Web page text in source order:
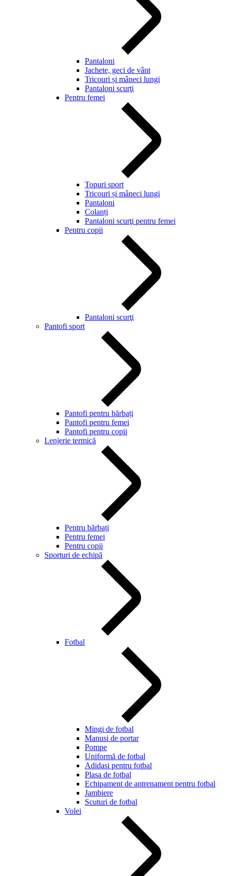
Pantaloni
Jachete, geci de vânt
Tricouri și mâneci lungi
Pantaloni scurţi
Pentru femei
Topuri sport
Tricouri și mâneci lungi
Pantaloni
Colanți
Pantaloni scurţi pentru femei
Pentru copii
Pantaloni scurţi
Pantofi sport
Pantofi pentru bărbați
Pantofi pentru femei
Pantofi pentru copii
Lenjerie termică
Pentru bărbați
Pentru femei
Pentru copii
Sporturi de echipă
Fotbal
Mingi de fotbal
Manusi de portar
Pompe
Uniformă de fotbal
Adidasi pentru fotbal
Plasa de fotbal
Echipament de antrenament pentru fotbal
Jambiere
Scuturi de fotbal
Volei